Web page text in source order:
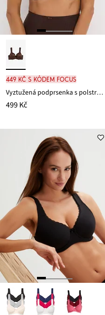
449 Kč s kódem FOCUS
Vyztužená podprsenka s polstrovanými ramínky a lesklým efektem
499 Kč